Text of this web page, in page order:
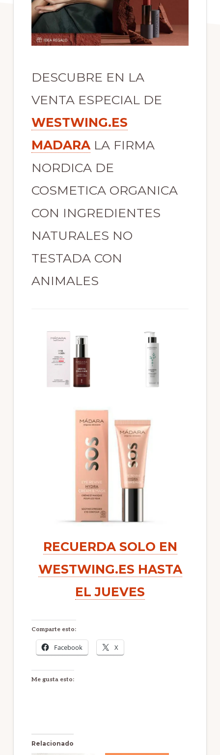
DESCUBRE EN LA
VENTA ESPECIAL DE
WESTWING.ES
MADARALA FIRMA
NORDICA DE
COSMETICA ORGANICA
CON INGREDIENTES
NATURALES NO
TESTADA CON
ANIMALES
RECUERDA SOLO EN
WESTWING.ES HASTA
EL JUEVES
Comparte esto:
Facebook X
Me gusta esto:
Relacionado